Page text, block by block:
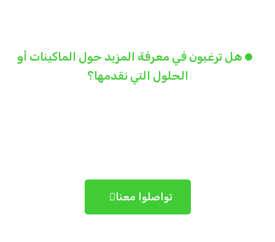
هل ترغبون في معرفة المزيد حول الماكينات أو
الحلول التي نقدمها؟
تواصلوا معنا